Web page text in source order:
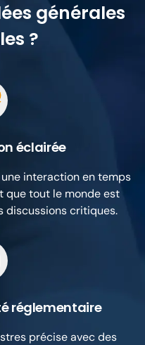
générales
?
éclairée
interaction en temps
que tout le monde est
discussions critiques.
réglementaire
précise avec des